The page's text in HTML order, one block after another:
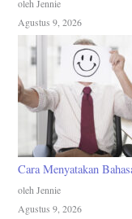
oleh Jennie
Agustus 9, 2026
Cara Menyatakan
oleh Jennie
Agustus 9, 2026